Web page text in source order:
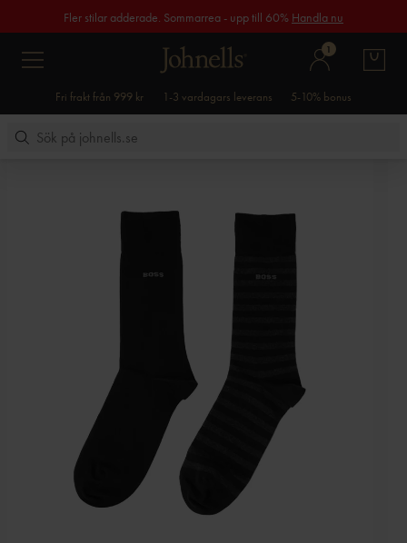
Fler stilar adderade. Sommarrea - upp till 60% Handla nu
1
Fri frakt från 999 kr 1-3 vardagars leverans 5-10% bonus